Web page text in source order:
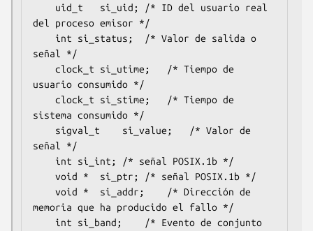
del proceso emisor */
señal */
usuario consumido */
sistema consumido */
señal */
memoria que ha producido el fallo */